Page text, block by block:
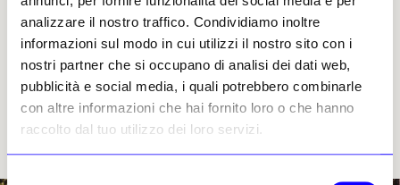
analizzare il nostro traffico. Condividiamo inoltre
informazioni sul modo in cui utilizzi il nostro sito con i
nostri partner che si occupano di analisi dei dati web,
pubblicità e social media, i quali potrebbero combinarle
con altre informazioni che hai fornito loro o che hanno
raccolto dal tuo utilizzo dei loro servizi.
Selezione
concetto di verità. Tematiche affini sono
indagate anche neIl bacio di Giudadi Joan
Fontcuberta, pubblicato da Mimesis Edizioni.
Suddiviso in otto saggi critici scritti
dall’artista nel corso della sua lunga e
proficua carriera, il volume traspone in
parole ciò che da anni l’autore mira a farci
comprendere attraverso le sue opere.